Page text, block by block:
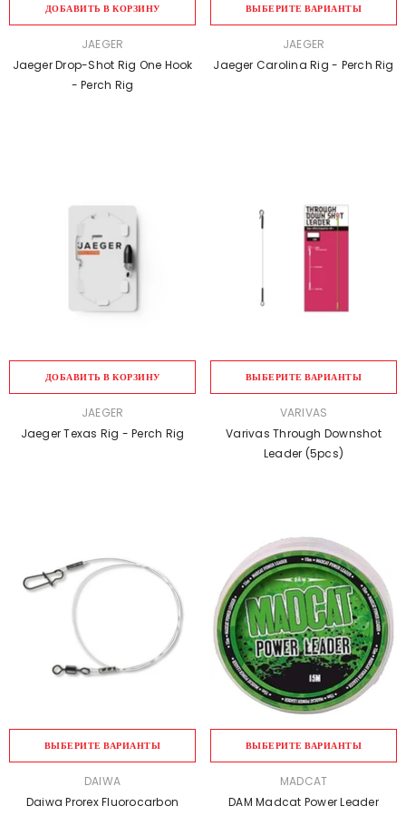
ДОБАВИТЬ В КОРЗИНУ
JAEGER
Jaeger Drop-Shot Rig One Hook
- Perch Rig
ВЫБЕРИТЕ ВАРИАНТЫ
JAEGER
Jaeger Carolina Rig - Perch Rig
ДОБАВИТЬ В КОРЗИНУ
JAEGER
Jaeger Texas Rig - Perch Rig
ВЫБЕРИТЕ ВАРИАНТЫ
VARIVAS
Varivas Through Downshot
Leader (5pcs)
ВЫБЕРИТЕ ВАРИАНТЫ
DAIWA
Daiwa Prorex Fluorocarbon
ВЫБЕРИТЕ ВАРИАНТЫ
MADCAT
DAM Madcat Power Leader